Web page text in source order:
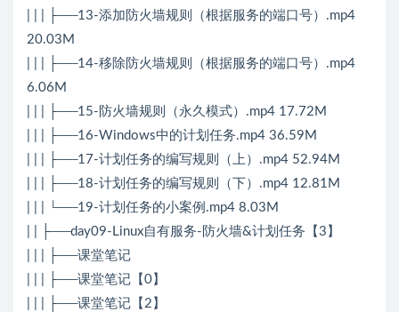
| | | ├──13-添加防火墙规则（根据服务的端口号）.mp4
20.03M
| | | ├──14-移除防火墙规则（根据服务的端口号）.mp4
6.06M
| | | ├──15-防火墙规则（永久模式）.mp4 17.72M
| | | ├──16-Windows中的计划任务.mp4 36.59M
| | | ├──17-计划任务的编写规则（上）.mp4 52.94M
| | | ├──18-计划任务的编写规则（下）.mp4 12.81M
| | | └──19-计划任务的小案例.mp4 8.03M
| | ├──day09-Linux自有服务-防火墙&计划任务【3】
| | | ├──课堂笔记
| | | ├──课堂笔记【0】
| | | ├──课堂笔记【2】